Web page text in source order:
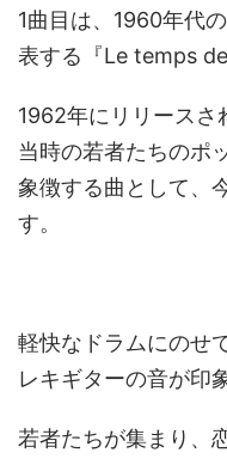
1曲目は、1960年代
表する『Le temps
1962年にリリースさ
当時の若者たちのポ
象徴する曲として、
す。
軽快なドラムにのせ
レキギターの音が印
若者たちが集まり、